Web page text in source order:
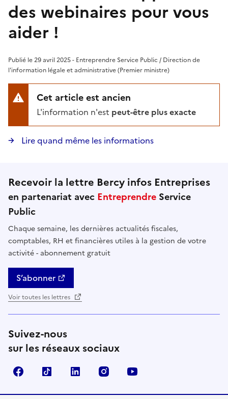
des webinaires pour vous
aider !
Publié le 29 avril 2025 - Entreprendre Service Public / Direction de
l'information légale et administrative (Premier ministre)
Cet article est ancien
L'information n'est peut-être plus exacte
Lire quand même les informations
Recevoir la lettre Bercy infos Entreprises
en partenariat avec Entreprendre Service
Public
Chaque semaine, les dernières actualités fiscales,
comptables, RH et financières utiles à la gestion de votre
activité - abonnement gratuit
S’abonner
Voir toutes les lettres
Suivez-nous
sur les réseaux sociaux
FacebookTikTok Linkedin Instagram